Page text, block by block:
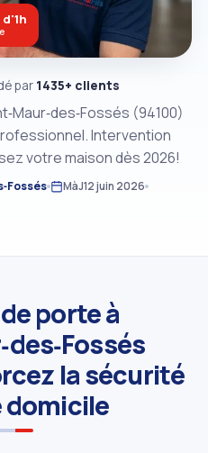
(94100)
Intervention
votre maison dès 2026!
MàJ12 juin 2026
par 1435+ clients
porte à
la sécurité
domicile